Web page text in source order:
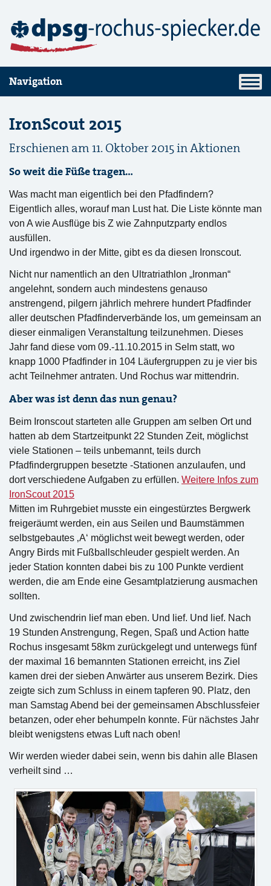
Navigation
IronScout 2015
Erschienen am 11. Oktober 2015 inAktionen
So weit die Füße tragen…
Was macht man eigentlich bei den Pfadfindern?
Eigentlich alles, worauf man Lust hat. Die Liste könnte man
von A wie Ausflüge bis Z wie Zahnputzparty endlos
ausfüllen.
Und irgendwo in der Mitte, gibt es da diesen Ironscout.
Nicht nur namentlich an den Ultratriathlon „Ironman“
angelehnt, sondern auch mindestens genauso
anstrengend, pilgern jährlich mehrere hundert Pfadfinder
aller deutschen Pfadfinderverbände los, um gemeinsam an
dieser einmaligen Veranstaltung teilzunehmen. Dieses
Jahr fand diese vom 09.-11.10.2015 in Selm statt, wo
knapp 1000 Pfadfinder in 104 Läufergruppen zu je vier bis
acht Teilnehmer antraten. Und Rochus war mittendrin.
Aber was ist denn das nun genau?
Beim Ironscout starteten alle Gruppen am selben Ort und
hatten ab dem Startzeitpunkt 22 Stunden Zeit, möglichst
viele Stationen – teils unbemannt, teils durch
Pfadfindergruppen besetzte -Stationen anzulaufen, und
dort verschiedene Aufgaben zu erfüllen. Weitere Infos zum
IronScout 2015
Mitten im Ruhrgebiet musste ein eingestürztes Bergwerk
freigeräumt werden, ein aus Seilen und Baumstämmen
selbstgebautes ‚A‘ möglichst weit bewegt werden, oder
Angry Birds mit Fußballschleuder gespielt werden. An
jeder Station konnten dabei bis zu 100 Punkte verdient
werden, die am Ende eine Gesamtplatzierung ausmachen
sollten.
Und zwischendrin lief man eben. Und lief. Und lief. Nach
19 Stunden Anstrengung, Regen, Spaß und Action hatte
Rochus insgesamt 58km zurückgelegt und unterwegs fünf
der maximal 16 bemannten Stationen erreicht, ins Ziel
kamen drei der sieben Anwärter aus unserem Bezirk. Dies
zeigte sich zum Schluss in einem tapferen 90. Platz, den
man Samstag Abend bei der gemeinsamen Abschlussfeier
betanzen, oder eher behumpeln konnte. Für nächstes Jahr
bleibt wenigstens etwas Luft nach oben!
Wir werden wieder dabei sein, wenn bis dahin alle Blasen
verheilt sind …